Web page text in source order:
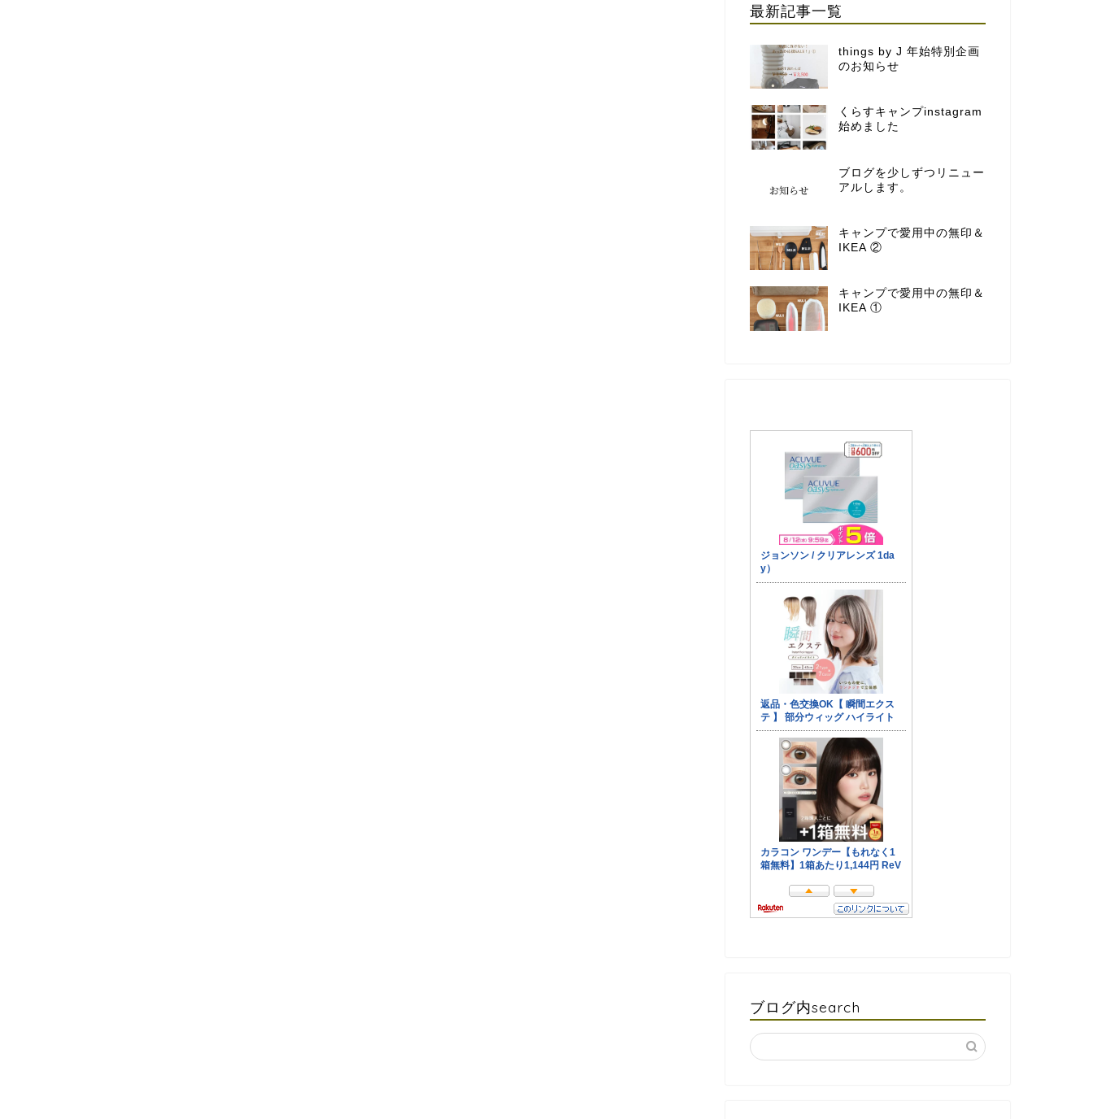
最新記事一覧
things by J 年始特別企画
のお知らせ
くらすキャンプinstagram
始めました
ブログを少しずつリニュー
アルします。
キャンプで愛用中の無印＆
IKEA ②
キャンプで愛用中の無印＆
IKEA ①
ブログ内search